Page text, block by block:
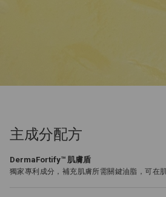
主成分配方
DermaFortify™ 肌膚盾
獨家專利成分，補充肌膚所需關鍵油脂，可在